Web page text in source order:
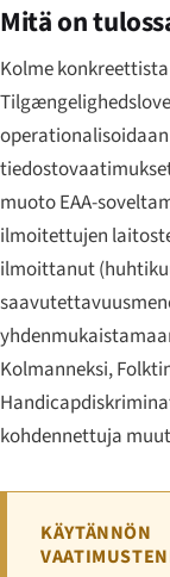
Mitä on
Kolme
muoto EAA-
ilmoitettujen
ilmoittanut
Kolmanneksi,
kohdennettuja
KÄYTÄNNÖN